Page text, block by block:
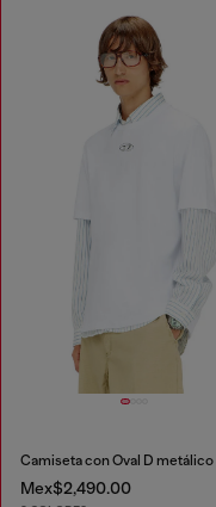
Camiseta con Oval D metálico
Mex$2,490.00